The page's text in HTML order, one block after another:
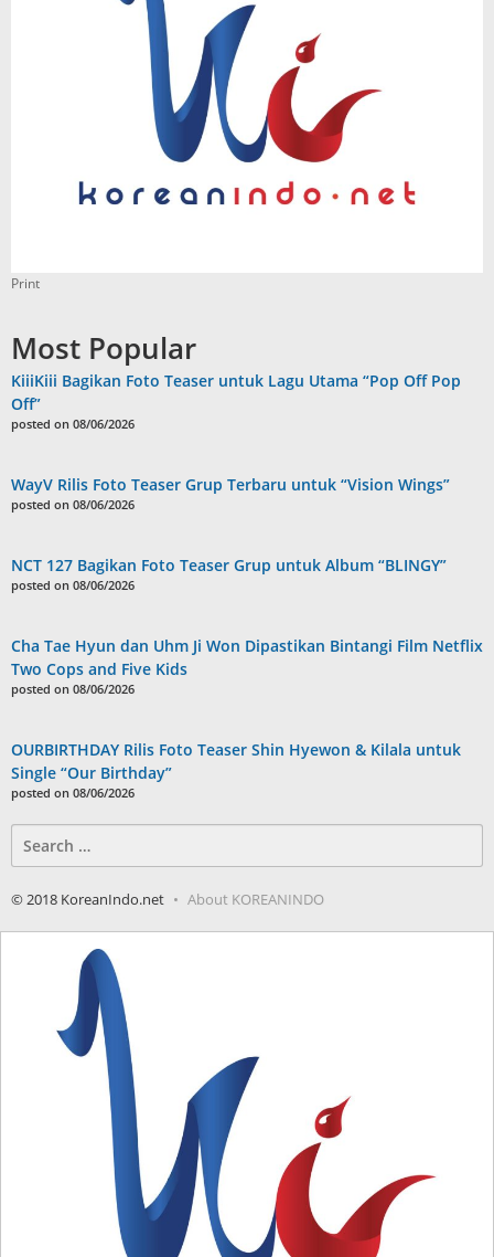
Print
Most Popular
KiiiKiii Bagikan Foto Teaser untuk Lagu Utama “Pop Off Pop
Off”
posted on 08/06/2026
WayV Rilis Foto Teaser Grup Terbaru untuk “Vision Wings”
posted on 08/06/2026
NCT 127 Bagikan Foto Teaser Grup untuk Album “BLINGY”
posted on 08/06/2026
Cha Tae Hyun dan Uhm Ji Won Dipastikan Bintangi Film Netflix
Two Cops and Five Kids
posted on 08/06/2026
OURBIRTHDAY Rilis Foto Teaser Shin Hyewon & Kilala untuk
Single “Our Birthday”
posted on 08/06/2026
for:
© 2018 KoreanIndo.net About KOREANINDO